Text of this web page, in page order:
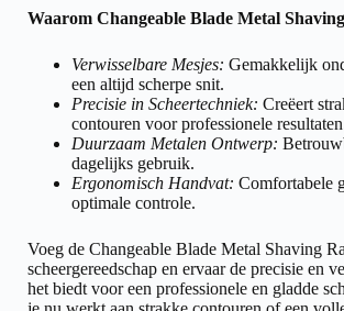
Waarom Changeable Blade Metal
Verwisselbare Mesjes: Gemakkelijk
een altijd scherpe snit.
Precisie in Scheertechniek: Creëert
contouren voor professionele
Duurzaam Metalen Ontwerp:
dagelijks gebruik.
Ergonomisch Handvat: Comfortabele
optimale controle.
Voeg de Changeable Blade Metal Shaving
scheergereedschap en ervaar de precisie en
het biedt voor een professionele en gladde